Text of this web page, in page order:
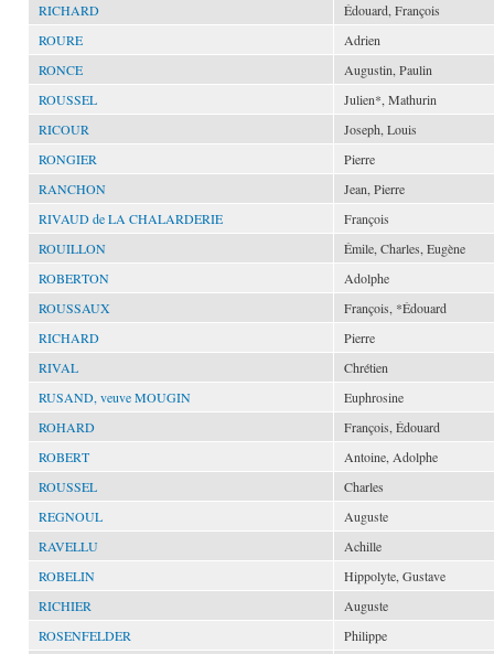
RICHARD
Édouard, François
ROURE
Adrien
RONCE
Augustin, Paulin
ROUSSEL
Julien*, Mathurin
RICOUR
Joseph, Louis
RONGIER
Pierre
RANCHON
Jean, Pierre
RIVAUD de LA CHALARDERIE
François
ROUILLON
Émile, Charles, Eugène
ROBERTON
Adolphe
ROUSSAUX
François, *Édouard
RICHARD
Pierre
RIVAL
Chrétien
RUSAND, veuve MOUGIN
Euphrosine
ROHARD
François, Édouard
ROBERT
Antoine, Adolphe
ROUSSEL
Charles
REGNOUL
Auguste
RAVELLU
Achille
ROBELIN
Hippolyte, Gustave
RICHIER
Auguste
ROSENFELDER
Philippe